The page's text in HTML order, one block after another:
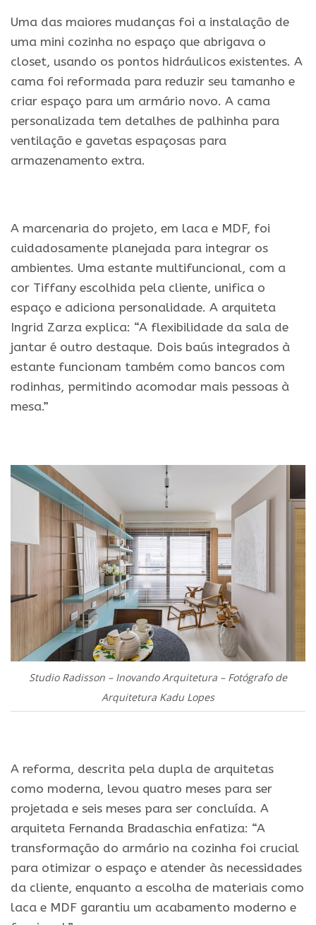
Uma das maiores mudanças foi a instalação de
uma mini cozinha no espaço que abrigava o
closet, usando os pontos hidráulicos existentes. A
cama foi reformada para reduzir seu tamanho e
criar espaço para um armário novo. A cama
personalizada tem detalhes de palhinha para
ventilação e gavetas espaçosas para
armazenamento extra.
A marcenaria do projeto, em laca e MDF, foi
cuidadosamente planejada para integrar os
ambientes. Uma estante multifuncional, com a
cor Tiffany escolhida pela cliente, unifica o
espaço e adiciona personalidade. A arquiteta
Ingrid Zarza explica: “A flexibilidade da sala de
jantar é outro destaque. Dois baús integrados à
estante funcionam também como bancos com
rodinhas, permitindo acomodar mais pessoas à
mesa.”
Studio Radisson – Inovando Arquitetura – Fotógrafo de
Arquitetura Kadu Lopes
A reforma, descrita pela dupla de arquitetas
como moderna, levou quatro meses para ser
projetada e seis meses para ser concluída. A
arquiteta Fernanda Bradaschia enfatiza: “A
transformação do armário na cozinha foi crucial
para otimizar o espaço e atender às necessidades
da cliente, enquanto a escolha de materiais como
laca e MDF garantiu um acabamento moderno e